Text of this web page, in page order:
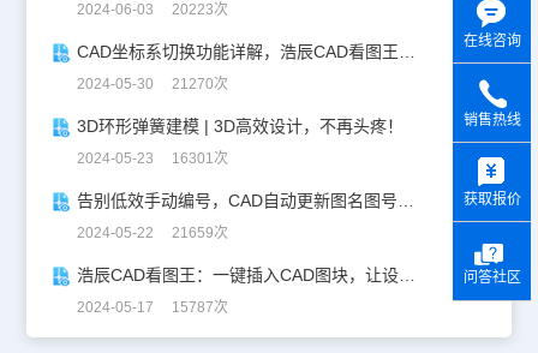
2024-06-03 20223次
CAD坐标系切换功能详解，浩辰CAD看图王让设计更自由！
2024-05-30 21270次
3D环形弹簧建模 | 3D高效设计，不再头疼！
2024-05-23 16301次
告别低效手动编号，CAD自动更新图名图号轻松搞定！
2024-05-22 21659次
浩辰CAD看图王：一键插入CAD图块，让设计更高效！
2024-05-17 15787次
在线咨询
销售热线
获取报价
问答社区